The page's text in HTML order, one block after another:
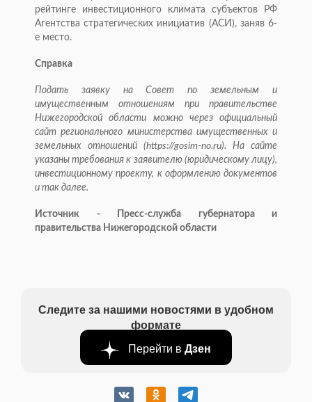
рейтинге инвестиционного климата субъектов РФ
Агентства стратегических инициатив (АСИ), заняв 6-
е место.
Справка
Подать заявку на Совет по земельным и
имущественным отношениям при правительстве
Нижегородской области можно через официальный
сайт регионального министерства имущественных и
земельных отношений (https://gosim-no.ru). На сайте
указаны требования к заявителю (юридическому лицу),
инвестиционному проекту, к оформлению документов
и так далее.
Источник - Пресс-служба губернатора и
правительства Нижегородской области
Следите за нашими новостями в удобном
формате
Перейти в Дзен